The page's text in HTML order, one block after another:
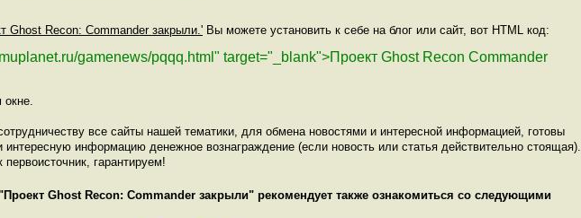
Ghost Recon: Commander закрыли.' Вы можете установить к себе на блог или сайт, вот HTML код:
gamenews/pqqq.html" target="_blank">Проект Ghost Recon Commander
окне.
все сайты нашей тематики, для обмена новостями и интересной информацией, готовы
интересную информацию денежное вознаграждение (если новость или статья действительно стоящая).
гарантируем!
Проект Ghost Recon: Commander закрыли" рекомендует также ознакомиться со следующими